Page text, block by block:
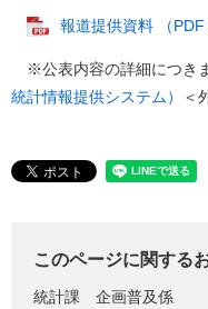
報道提供資料 （PDF
※公表内容の詳細につきま
統計情報提供システム）
＜
このページに関する
統計課
企画普及係